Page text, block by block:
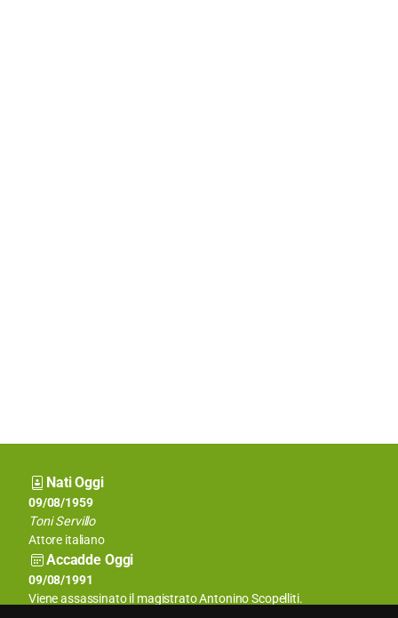
Nati Oggi
09/08/1939
Romano Prodi
Politico
09/08/1959
Toni Servillo
Attore italiano
Accadde Oggi
09/08/1173
Iniziano i lavori della Torre di Pisa.
09/08/1991
Viene assassinato il magistrato Antonino Scopelliti.